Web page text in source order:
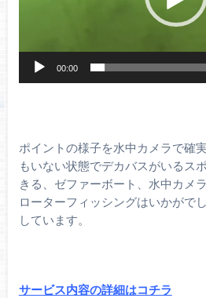
00:00
ポイントの様子を水中カメラで確
もいない状態でデカバスがいるス
きる、ゼファーボート、水中カメ
ローターフィッシングはいかがで
しています。
サービス内容の詳細はコチラ